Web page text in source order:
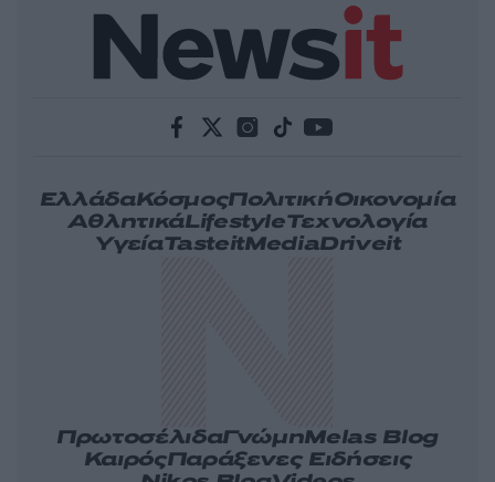
ΕλλάδαΚόσμοςΠολιτικήΟικονομία
ΑθλητικάLifestyleΤεχνολογία
ΥγείαTasteitMediaDriveit
ΠρωτοσέλιδαΓνώμηMelas Blog
ΚαιρόςΠαράξενες Ειδήσεις